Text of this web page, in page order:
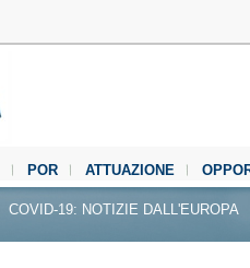
POR ATTUAZIONE
COVID-19: NOTIZIE DALL'EUROPA